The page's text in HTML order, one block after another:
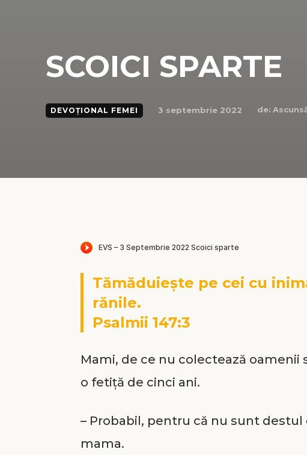
SCOICI SPARTE
DEVOȚIONAL FEMEI 3 septembrie 2022 de:
Tămăduieşte pe cei cu
rănile.
Psalmii 147:3
Mami, de ce nu colectează oamenii
o fetiță de cinci ani.
– Probabil, pentru că nu sunt destul
mama.